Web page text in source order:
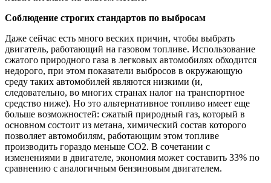
Соблюдение строгих стандартов по выбросам
Даже сейчас есть много веских причин, чтобы выбрать
двигатель, работающий на газовом топливе. Использование
сжатого природного газа в легковых автомобилях обходится
недорого, при этом показатели выбросов в окружающую
среду таких автомобилей являются низкими (и,
следовательно, во многих странах налог на транспортное
средство ниже). Но это альтернативное топливо имеет еще
больше возможностей: сжатый природный газ, который в
основном состоит из метана, химический состав которого
позволяет автомобилям, работающим этом топливе
производить гораздо меньше CO2. В сочетании с
изменениями в двигателе, экономия может составить 33% по
сравнению с аналогичным бензиновым двигателем.